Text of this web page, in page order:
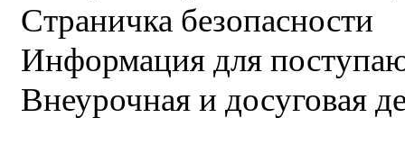
Страничка безопасности
Информация для
Внеурочная и досуговая